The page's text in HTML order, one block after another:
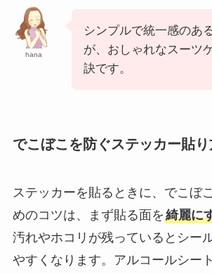
hana
シンプルで統一感のあ
が、おしゃれなスーツ
訣です。
でこぼこを防ぐステッカー貼り
ステッカーを貼るときに、でこぼ
めのコツは、まず貼る面を綺麗に
汚れやホコリが残っているとシー
やすくなります。アルコールシー